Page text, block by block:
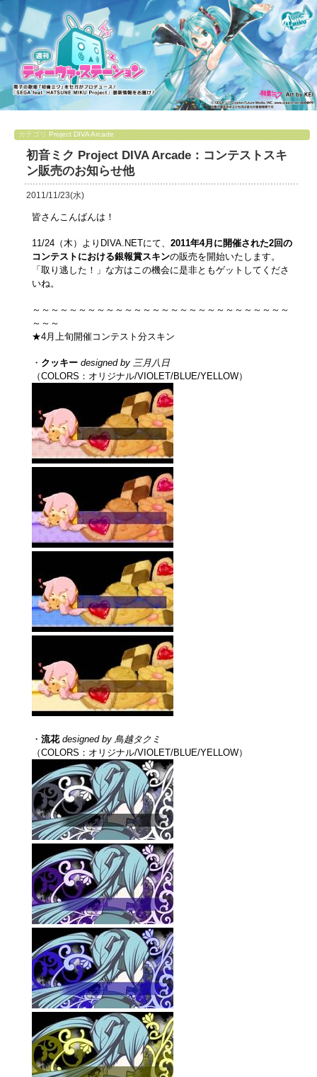
カテゴリ Project DIVA Arcade
初音ミク Project DIVA Arcade：コンテストスキ
ン販売のお知らせ他
2011/11/23(水)
皆さんこんばんは！
11/24（木） よりDIVA.NETにて、 2011年4月に開催された2回の
コンテストにおける銀報賞スキンの販売を開始いたします。
「取り逃した！」な方はこの機会に是非ともゲットしてくださ
いね。
～～～～～～～～～～～～～～～～～～～～～～～～～～～～
～～～
★4月上旬開催コンテスト分スキン
・ クッキー designed by 三月八日
（COLORS：オリジナル/VIOLET/BLUE/YELLOW）
・ 流花 designed by 鳥越タクミ
（COLORS：オリジナル/VIOLET/BLUE/YELLOW）